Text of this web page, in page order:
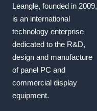
Leangle, founded in 2009,
is an international
technology enterprise
dedicated to the R&D,
design and manufacture
of panel PC and
commercial display
equipment.